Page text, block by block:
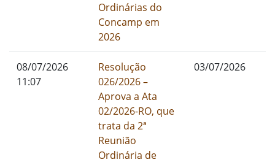
Ordinárias do
Concamp em
2026
08/07/2026
11:07
Resolução
026/2026 –
Aprova a Ata
02/2026-RO, que
trata da 2ª
Reunião
Ordinária de
03/07/2026